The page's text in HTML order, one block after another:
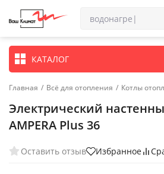
КАТАЛОГ
Главная / Всё для отопления / Котлы
Электрический
AMPERA Plus 36
Оставить отзыв Избранное